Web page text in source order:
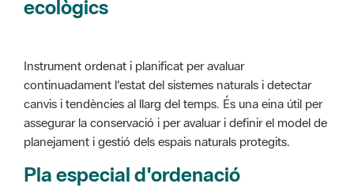
Instrument ordenat i planificat per avaluar
assegurar la conservació i per avaluar i definir el model de
planejament i gestió dels espais naturals protegits.
Pla especial d'ordenació
Instrument de planificació urbanístic